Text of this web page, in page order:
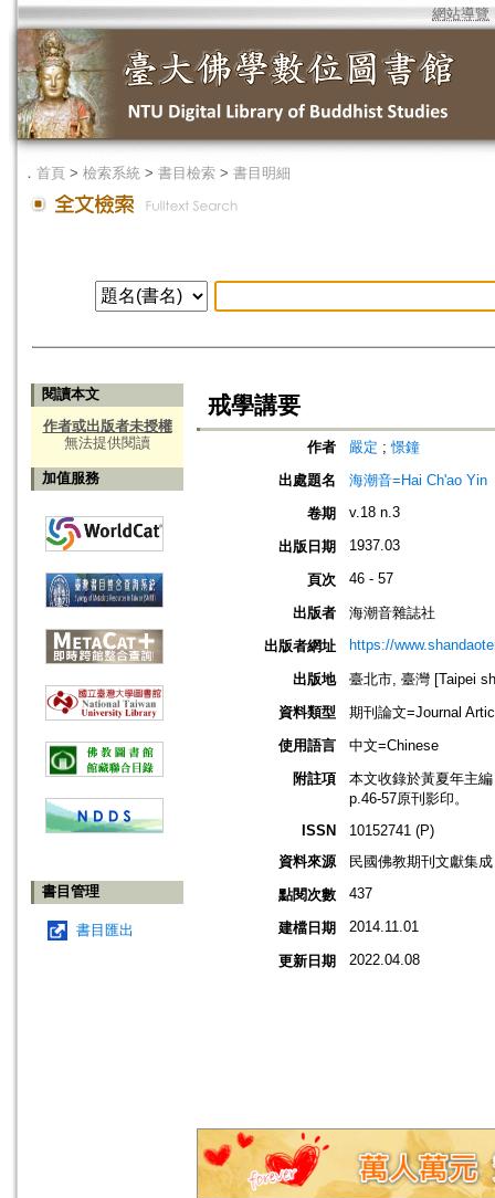
網站導覽
． 首頁 > 檢索系統 > 書目檢索 > 書目明細
閱讀本文
作者或出版者未授權
無法提供閱讀
加值服務
書目管理
書目匯出
戒學講要
作者 嚴定 ;憬鐘
出處題名
海潮音=Hai Ch'ao Yin
卷期
v.18 n.3
出版日期 1937.03
頁次 46 - 57
出版者
海潮音雜誌社
出版者網址
https://
出版地
臺北市, 臺灣 [Taipei
資料類型
期刊論文=Journal
使用語言
中文=Chinese
附註項
本文收錄於黃夏年主
p.46-57原刊影印。
ISSN
10152741 (P)
資料來源
民國佛教期刊文獻集
點閱次數
437
建檔日期 2014.11.01
更新日期 2022.04.08